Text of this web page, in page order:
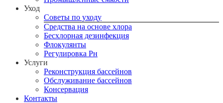
Уход
Советы по уходу
Средства на основе хлора
Бесхлорная дезинфекция
Флокулянты
Регулировка Рн
Услуги
Реконструкция бассейнов
Обслуживание бассейнов
Консервация
Контакты